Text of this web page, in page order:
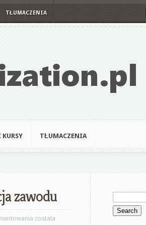
TŁUMACZENIA
TŁUMACZENIA
zawodu
Sto
została